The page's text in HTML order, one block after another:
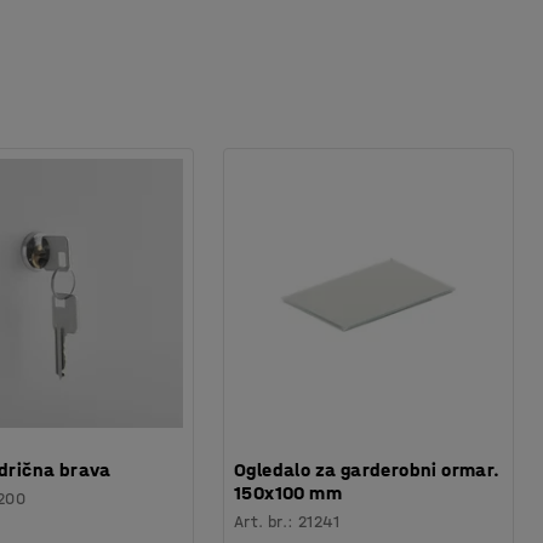
brava
Ogledalo za garderobni ormar.
150x100 mm
Art. br.: 21241